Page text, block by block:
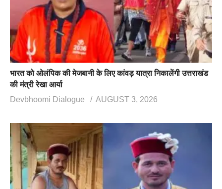
भारत को ओलंपिक की मेजबानी के लिए कांवड़ यात्रा निकालेंगी उत्तराखंड
की मंत्री रेखा आर्या
Devbhoomi Dialogue
AUGUST 3, 2026